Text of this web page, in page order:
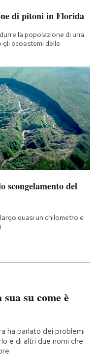
di pitoni in Florida
la popolazione di una
ecosistemi delle
scongelamento del
quasi un chilometro e
su come è
ha parlato dei problemi
e di altri due nomi che